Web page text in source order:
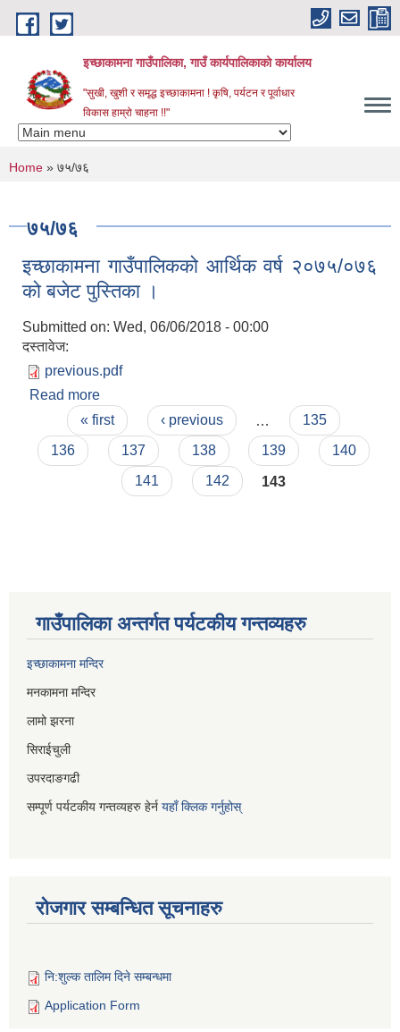
Skip to main content
इच्छाकामना गाउँपालिका, गाउँ कार्यपालिकाको कार्यालय
"सुखी, खुशी र समृद्ध इच्छाकामना ! कृषि, पर्यटन र पूर्वाधार
विकास हाम्रो चाहना !!"
You are here
Home » ७५/७६
७५/७६
इच्छाकामना गाउँपालिकको आर्थिक वर्ष २०७५/०७६
को बजेट पुस्तिका ।
Submitted on: Wed, 06/06/2018 - 00:00
दस्तावेज:
previous.pdf
Read more
को बजेट पुस्तिका ।
Pages« first ‹ previous
135
136
137 138 139
140
141
142 143
गाउँपालिका अन्तर्गत पर्यटकीय गन्तव्यहरु
इच्छाकामना मन्दिर
मनकामना मन्दिर
लामो झरना
सिराईचुली
उपरदाङगढी
सम्पूर्ण पर्यटकीय गन्तव्यहरु हेर्न यहाँ क्लिक गर्नुहोस्
रोजगार सम्बन्धित सूचनाहरु
नि:शुल्क तालिम दिने सम्बन्धमा
Application Form